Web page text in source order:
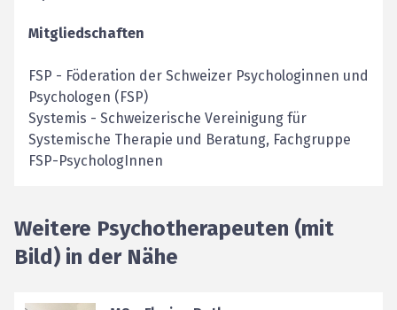
Mitgliedschaften
FSP - Föderation der Schweizer Psychologinnen und
Psychologen (FSP)
Systemis - Schweizerische Vereinigung für
Systemische Therapie und Beratung, Fachgruppe
FSP-PsychologInnen
Weitere Psychotherapeuten (mit
Bild) in der Nähe